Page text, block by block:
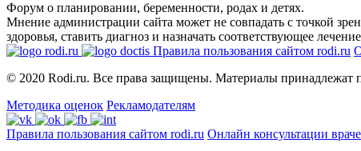
Форум о планировании, беременности, родах и детях.
Мнение администрации сайта может не совпадать с точкой
здоровья, ставить диагноз и назначать соответствующее
Правила пользования сайтом rodi.ru
© 2020 Rodi.ru. Все права защищены. Материалы принадлежат
Методика оценок Рекламодателям
Правила пользования сайтом rodi.ru Онлайн консультации